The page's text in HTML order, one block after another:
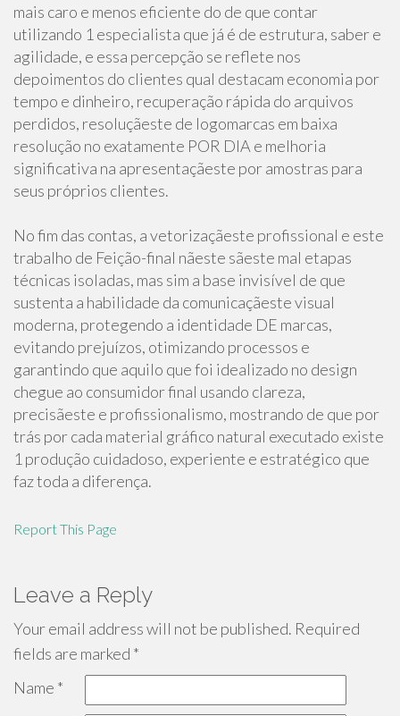
mais caro e menos eficiente do de que contar
utilizando 1 especialista que já é de estrutura, saber e
agilidade, e essa percepção se reflete nos
depoimentos do clientes qual destacam economia por
tempo e dinheiro, recuperação rápida do arquivos
perdidos, resoluçãeste de logomarcas em baixa
resolução no exatamente POR DIA e melhoria
significativa na apresentaçãeste por amostras para
seus próprios clientes.
No fim das contas, a vetorizaçãeste profissional e este
trabalho de Feição-final nãeste sãeste mal etapas
técnicas isoladas, mas sim a base invisível de que
sustenta a habilidade da comunicaçãeste visual
moderna, protegendo a identidade DE marcas,
evitando prejuízos, otimizando processos e
garantindo que aquilo que foi idealizado no design
chegue ao consumidor final usando clareza,
precisãeste e profissionalismo, mostrando de que por
trás por cada material gráfico natural executado existe
1 produção cuidadoso, experiente e estratégico que
faz toda a diferença.
Report This Page
Leave a Reply
Your email address will not be published. Required
fields are marked *
Name *